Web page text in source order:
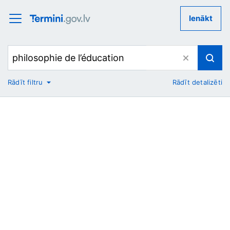
Ienākt
No
Rādīt filtru Rādīt detalizēti